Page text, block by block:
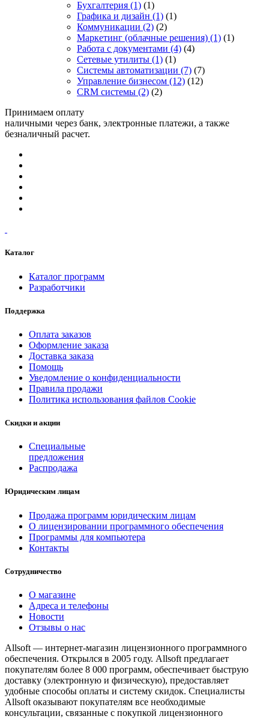
Бухгалтерия (1) (1)
Графика и дизайн (1) (1)
Коммуникации (2) (2)
Маркетинг (облачные решения) (1) (1)
Работа с документами (4) (4)
Сетевые утилиты (1) (1)
Системы автоматизации (7) (7)
Управление бизнесом (12) (12)
CRM системы (2) (2)
Принимаем оплату
наличными через банк, электронные платежи, а также
безналичный расчет.
Каталог
Каталог программ
Разработчики
Поддержка
Оплата заказов
Оформление заказа
Доставка заказа
Помощь
Уведомление о конфиденциальности
Правила продажи
Политика использования файлов Cookie
Скидки и акции
Специальные
предложения
Распродажа
Юридическим лицам
Продажа программ юридическим лицам
О лицензировании программного обеспечения
Программы для компьютера
Контакты
Сотрудничество
О магазине
Адреса и телефоны
Новости
Отзывы о нас
Allsoft — интернет-магазин лицензионного программного
обеспечения. Открылся в 2005 году. Allsoft предлагает
покупателям более 8 000 программ, обеспечивает быструю
доставку (электронную и физическую), предоставляет
удобные способы оплаты и систему скидок. Специалисты
Allsoft оказывают покупателям все необходимые
консультации, связанные с покупкой лицензионного